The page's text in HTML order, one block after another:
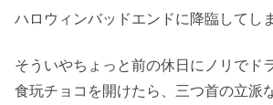
ハロウィンバッドエンドに降臨してし
そういやちょっと前の休日にノリでド
食玩チョコを開けたら、三つ首の立派